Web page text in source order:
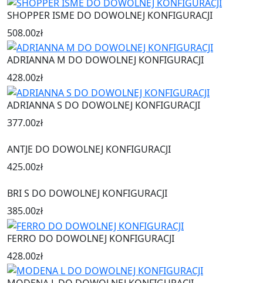
SHOPPER ISME DO DOWOLNEJ KONFIGURACJI
508.00zł
ADRIANNA M DO DOWOLNEJ KONFIGURACJI
428.00zł
ADRIANNA S DO DOWOLNEJ KONFIGURACJI
377.00zł
ANTJE DO DOWOLNEJ KONFIGURACJI
425.00zł
BRI S DO DOWOLNEJ KONFIGURACJI
385.00zł
FERRO DO DOWOLNEJ KONFIGURACJI
428.00zł